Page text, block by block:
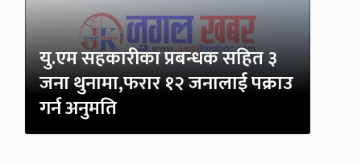
यु.एम सहकारीका प्रबन्धक सहित ३
जना थुनामा,फरार १२ जनालाई पक्राउ
गर्न अनुमति